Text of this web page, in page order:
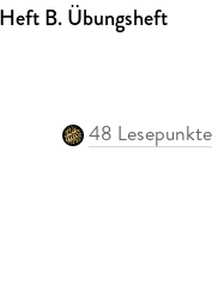
B. Übungsheft
48 Lesepunkte